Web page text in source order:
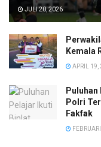
JULI 20, 2026
Kemala
APRIL 19,
Puluhan
Polri
Fakfak